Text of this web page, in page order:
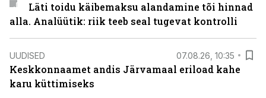
Läti toidu käibemaksu alandamine tõi hinnad
alla. Analüütik: riik teeb seal tugevat kontrolli
UUDISED 07.08.26, 10:35
Keskkonnaamet andis Järvamaal eriload kahe
karu küttimiseks